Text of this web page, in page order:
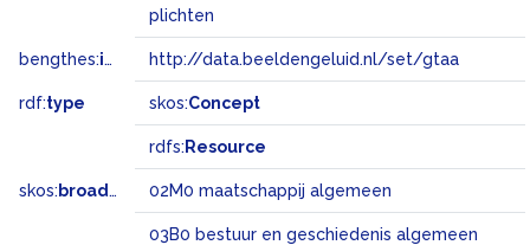
plichten
bengthes:inSet http://data.beeldengeluid.nl/set/gtaa
rdf:type skos:Concept
rdfs: Resource
skos: broadMatch 02M0 maatschappij algemeen
03B0 bestuur en geschiedenis algemeen